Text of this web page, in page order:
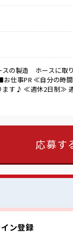
スの製造 ホースに取
ます♪ ≪週休2日制≫
派手過ぎなければ
ションもUP！ 仕事
応募す
ン登録